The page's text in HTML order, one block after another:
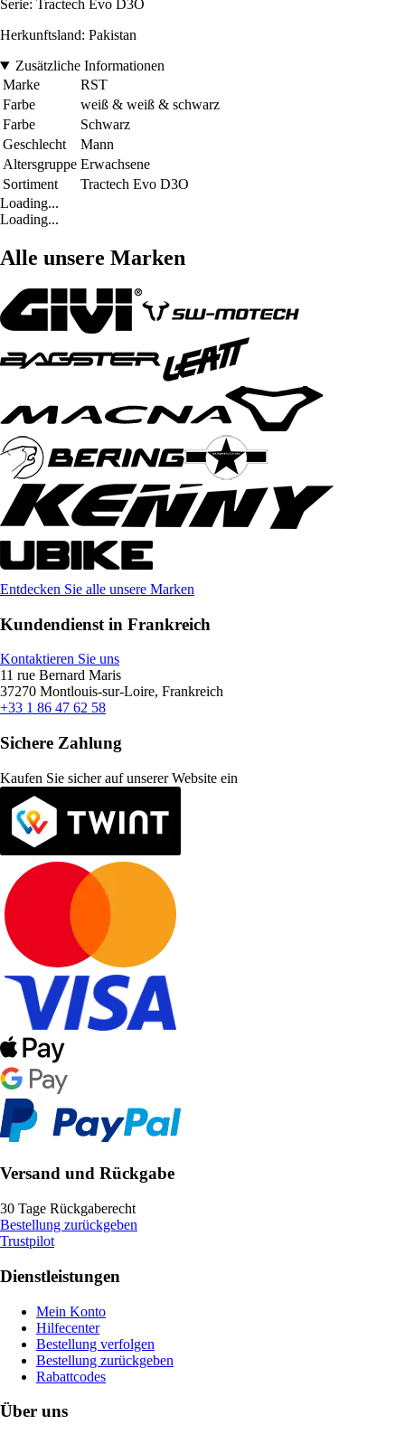
Serie: Tractech Evo D3O
Herkunftsland: Pakistan
Zusätzliche Informationen
Marke
RST
Farbe
weiß & weiß & schwarz
Farbe
Schwarz
Geschlecht
Mann
Altersgruppe Erwachsene
Sortiment
Tractech Evo D3O
Loading...
Loading...
Alle unsere Marken
Entdecken Sie alle unsere Marken
Kundendienst in Frankreich
Kontaktieren Sie uns
11 rue Bernard Maris
37270 Montlouis-sur-Loire, Frankreich
+33 1 86 47 62 58
Sichere Zahlung
Kaufen Sie sicher auf unserer Website ein
Versand und Rückgabe
30 Tage Rückgaberecht
Bestellung zurückgeben
Trustpilot
Dienstleistungen
Mein Konto
Hilfecenter
Bestellung verfolgen
Bestellung zurückgeben
Rabattcodes
Über uns